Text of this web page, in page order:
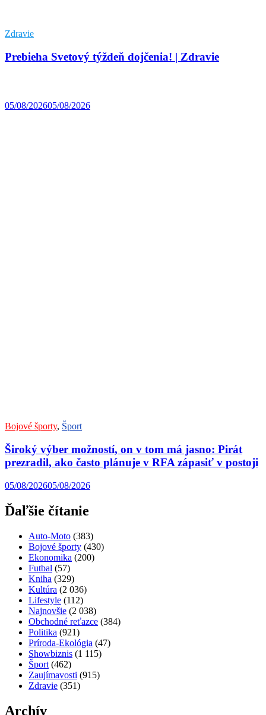
Zdravie
Prebieha Svetový týždeň dojčenia! | Zdravie
05/08/202605/08/2026
Bojové športy, Šport
Široký výber možností, on v tom má jasno: Pirát
prezradil, ako často plánuje v RFA zápasiť v postoji
05/08/202605/08/2026
Ďaľšie čítanie
Auto-Moto (383)
Bojové športy (430)
Ekonomika (200)
Futbal (57)
Kniha (329)
Kultúra (2 036)
Lifestyle (112)
Najnovšie (2 038)
Obchodné reťazce (384)
Politika (921)
Príroda-Ekológia (47)
Showbiznis (1 115)
Šport (462)
Zaujímavosti (915)
Zdravie (351)
Archív